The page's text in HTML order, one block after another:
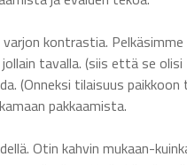
kontrastia. Pelkäsimme
tavalla. (siis että se olisi
(Onneksi tilaisuus paikkoon
pakkaamista.
Otin kahvin mukaan-